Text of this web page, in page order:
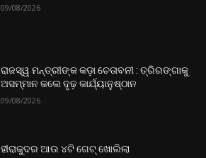
09/08/2026
ରାଜସ୍ୱ ମନ୍ତ୍ରୀଙ୍କ କଡ଼ା ଚେତାବନୀ : ତ୍ରିରଙ୍ଗାକୁ
ଅସମ୍ମାନ କଲେ ଦୃଢ଼ କାର୍ଯ୍ୟାନୁଷ୍ଠାନ
09/08/2026
ହୀରାକୁଦର ଆଉ ୪ଟି ଗେଟ୍‌ ଖୋଲିଲା